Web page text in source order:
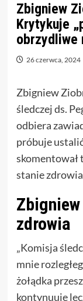
Zbigniew
Krytykuje
obrzydliwe
26 czerwca, 2024
Zbigniew
śledczej ds.
odbiera
próbuje
skomentował
stanie
zdrowia
„Komisja
mnie
żołądka
kontynuuję